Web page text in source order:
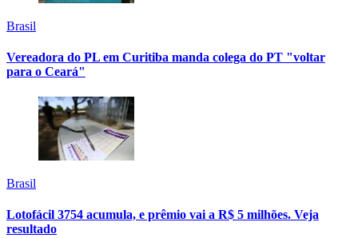
Brasil
Vereadora do PL em Curitiba manda colega do PT "voltar
para o Ceará"
Brasil
Lotofácil 3754 acumula, e prêmio vai a R$ 5 milhões. Veja
resultado